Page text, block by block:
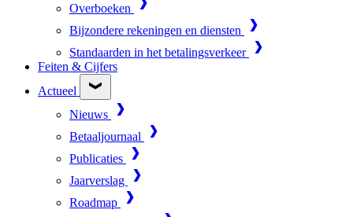
Overboeken
Bijzondere rekeningen en diensten
Standaarden in het betalingsverkeer
Feiten & Cijfers
Actueel
Nieuws
Betaaljournaal
Publicaties
Jaarverslag
Roadmap